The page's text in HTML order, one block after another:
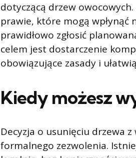
dotyczącą drzew
prawie, które mogą wpłynąć
prawidłowo zgłosić
celem jest dostarczenie
obowiązujące zasady i
Kiedy możesz
Decyzja o usunięciu drzewa
formalnego zezwolenia.